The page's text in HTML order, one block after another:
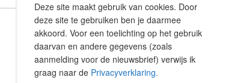
Deze site maakt gebruik van cookies. Door
deze site te gebruiken ben je daarmee
akkoord. Voor een toelichting op het gebruik
daarvan en andere gegevens (zoals
aanmelding voor de nieuwsbrief) verwijs ik
graag naar de Privacyverklaring.